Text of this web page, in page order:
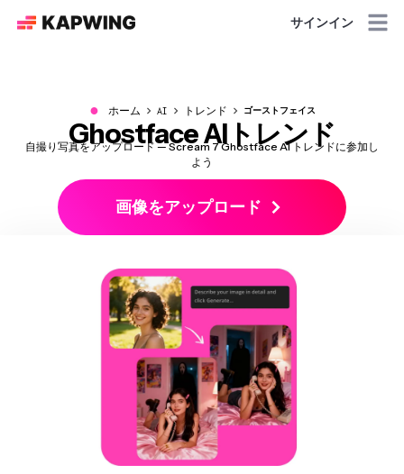
サインイン
● ホーム AI トレンド ゴーストフェイス
Ghostface AIトレンド
自撮り写真をアップロード — Scream 7 Ghostface AI トレンドに参加し
よう
画像をアップロード